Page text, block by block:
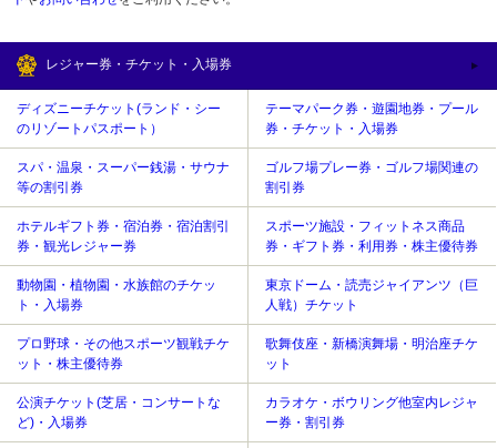
レジャー券・チケット・入場券
ディズニーチケット(ランド・シー
のリゾートパスポート）
テーマパーク券・遊園地券・プール
券・チケット・入場券
スパ・温泉・スーパー銭湯・サウナ
等の割引券
ゴルフ場プレー券・ゴルフ場関連の
割引券
ホテルギフト券・宿泊券・宿泊割引
券・観光レジャー券
スポーツ施設・フィットネス商品
券・ギフト券・利用券・株主優待券
動物園・植物園・水族館のチケッ
ト・入場券
東京ドーム・読売ジャイアンツ（巨
人戦）チケット
プロ野球・その他スポーツ観戦チケ
ット・株主優待券
歌舞伎座・新橋演舞場・明治座チケ
ット
公演チケット(芝居・コンサートな
ど)・入場券
カラオケ・ボウリング他室内レジャ
ー券・割引券